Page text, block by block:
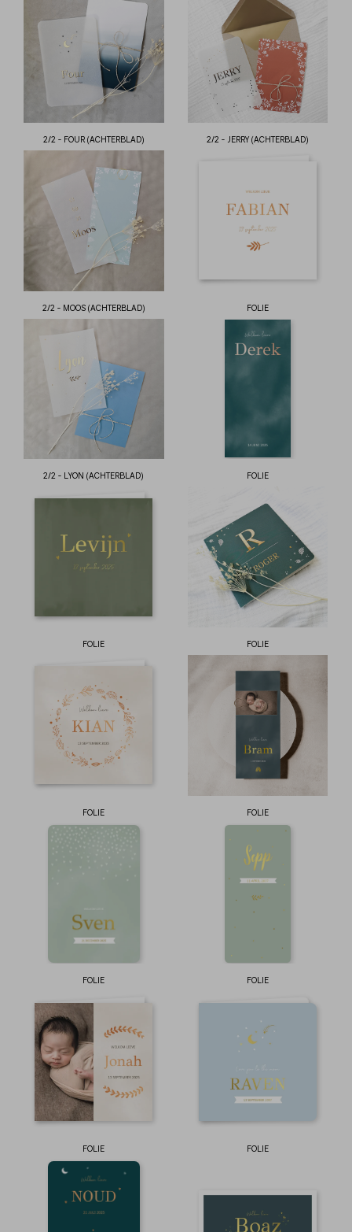
2/2 - FOUR (ACHTERBLAD) 2/2 - JERRY (ACHTERBLAD)
2/2 - MOOS (ACHTERBLAD) FOLIE
2/2 - LYON (ACHTERBLAD) FOLIE
FOLIE FOLIE
FOLIE FOLIE
FOLIE FOLIE
FOLIE FOLIE